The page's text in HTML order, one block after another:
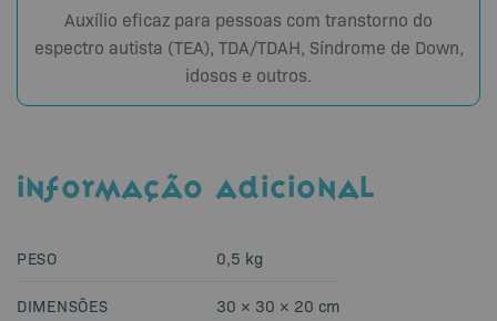
Auxílio eficaz para pessoas com transtorno do
espectro autista (TEA), TDA/TDAH, Síndrome de Down,
idosos e outros.
INFORMAÇÃO ADICIONAL
PESO 0,5 kg
DIMENSÕES 30 × 30 × 20 cm